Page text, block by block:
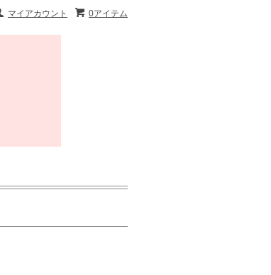
0アイテム
マイアカウント